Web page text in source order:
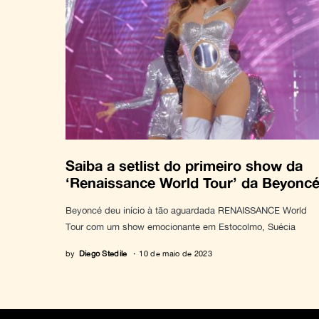
Saiba a setlist do primeiro show da
‘Renaissance World Tour’ da Beyoncé
Beyoncé deu início à tão aguardada RENAISSANCE World
Tour com um show emocionante em Estocolmo, Suécia
by Diego Stedile 10 de maio de 2023